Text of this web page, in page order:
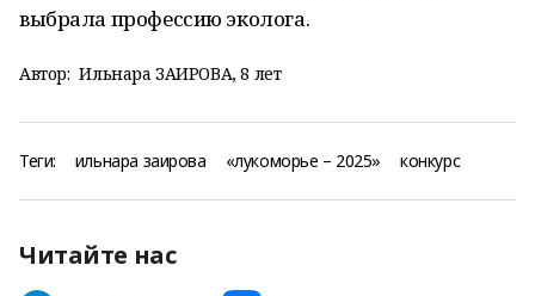
выбрала профессию эколога.
Автор: Ильнара ЗАИРОВА, 8 лет
Теги: ильнара заирова «лукоморье – 2025» конкурс
Читайте нас